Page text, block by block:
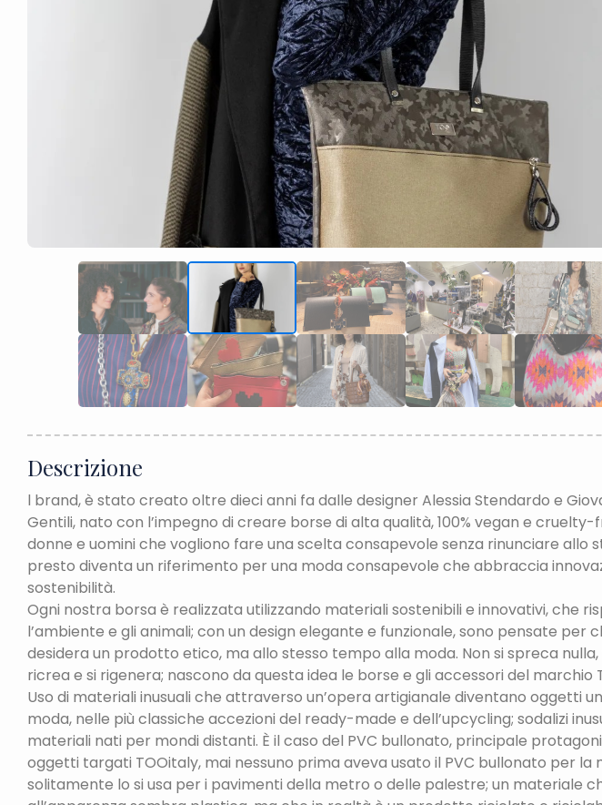
Descrizione
l brand, è stato creato oltre dieci anni fa dalle designer Alessia Stendardo e
Gentili, nato con l’impegno di creare borse di alta qualità, 100% vegan e cruelty-
donne e uomini che vogliono fare una scelta consapevole senza rinunciare allo
presto diventa un riferimento per una moda consapevole che abbraccia
sostenibilità.
Ogni nostra borsa è realizzata utilizzando materiali sostenibili e innovativi, che
l’ambiente e gli animali; con un design elegante e funzionale, sono pensate per
desidera un prodotto etico, ma allo stesso tempo alla moda. Non si spreca
ricrea e si rigenera; nascono da questa idea le borse e gli accessori del marchio
Uso di materiali inusuali che attraverso un’opera artigianale diventano oggetti
moda, nelle più classiche accezioni del ready-made e dell’upcycling; sodalizi
materiali nati per mondi distanti. È il caso del PVC bullonato, principale
oggetti targati TOOitaly, mai nessuno prima aveva usato il PVC bullonato per la
solitamente lo si usa per i pavimenti della metro o delle palestre; un materiale